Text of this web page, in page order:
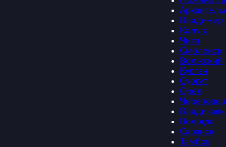
Владимир
Калуга
Чита
Смоленск
Волжский
Курган
Сургут
Орел
Череповец
Вологда
Саранск
Тамбов